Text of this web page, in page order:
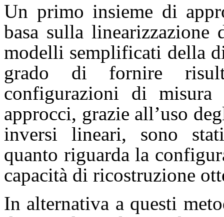
Un primo insieme di
basa sulla linearizzazione
modelli semplificati della
grado di fornire
configurazioni di misura
approcci, grazie all’uso
inversi lineari, sono
quanto riguarda la
capacità di ricostruzione
In alternativa a questi